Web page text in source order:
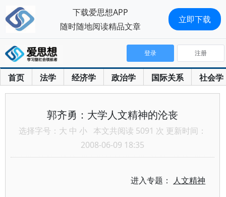
首页 法学 经济学 政治学 国际关系 社会学
登录 注册
郭齐勇：大学人文精神的沦丧
选择字号： 大 中 小 本文共阅读 5091 次 更新时间：
2008-06-09 18:35
进入专题： 人文精神
下载爱思想APP
随时随地阅读精品文章
立即下载